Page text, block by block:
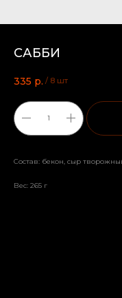
САББИ
335 р. / 8 шт
Состав: бекон, сыр
Вес: 265 г